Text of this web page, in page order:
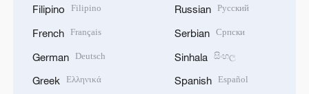
Filipino Filipino
French Français
German Deutsch
Greek Ελληνικά
Russian Русский
Serbian Српски
Sinhala සිංහල
Spanish Español